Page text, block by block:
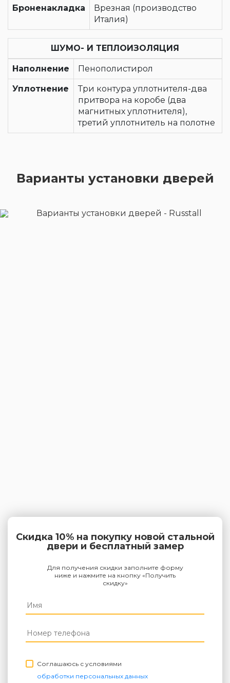
Броненакладка
Врезная (производство
Италия)
ШУМО- И ТЕПЛОИЗОЛЯЦИЯ
Наполнение Пенополистирол
Уплотнение
Три контура уплотнителя-два
притвора на коробе (два
магнитных уплотнителя),
третий уплотнитель на полотне
Варианты установки дверей
Скидка 10% на покупку новой стальной
двери и бесплатный замер
Для получения скидки заполните форму
ниже и нажмите на кнопку «Получить
скидку»
Соглашаюсь с условиями
обработки персональных данных